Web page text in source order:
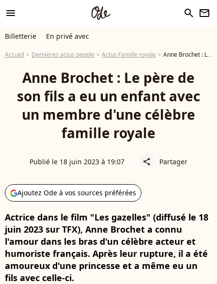
menu search newsletter
Billetterie En privé avec
Accueil Dernières actus people Actus Famille royale Anne Brochet : Le père de son fils a eu un enfant avec un membre d'une célèbre famille royale
Anne Brochet : Le père de
son fils a eu un enfant avec
un membre d'une célèbre
famille royale
Publié le 18 juin 2023 à 19:07 share Partager
Ajoutez Ode à vos sources préférées
Actrice dans le film "Les gazelles" (diffusé le 18
juin 2023 sur TFX), Anne Brochet a connu
l'amour dans les bras d'un célèbre acteur et
humoriste français. Après leur rupture, il a été
amoureux d'une princesse et a même eu un
fils avec celle-ci.